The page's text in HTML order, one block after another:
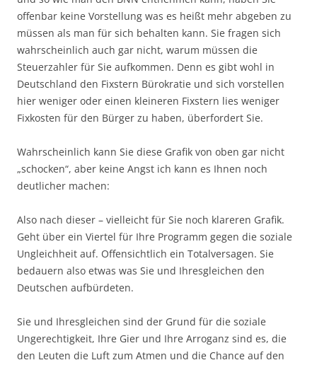
offenbar keine Vorstellung was es heißt mehr abgeben zu
müssen als man für sich behalten kann. Sie fragen sich
wahrscheinlich auch gar nicht, warum müssen die
Steuerzahler für Sie aufkommen. Denn es gibt wohl in
Deutschland den Fixstern Bürokratie und sich vorstellen
hier weniger oder einen kleineren Fixstern lies weniger
Fixkosten für den Bürger zu haben, überfordert Sie.
Wahrscheinlich kann Sie diese Grafik von oben gar nicht
„schocken“, aber keine Angst ich kann es Ihnen noch
deutlicher machen:
Also nach dieser – vielleicht für Sie noch klareren Grafik.
Geht über ein Viertel für Ihre Programm gegen die soziale
Ungleichheit auf. Offensichtlich ein Totalversagen. Sie
bedauern also etwas was Sie und Ihresgleichen den
Deutschen aufbürdeten.
Sie und Ihresgleichen sind der Grund für die soziale
Ungerechtigkeit, Ihre Gier und Ihre Arroganz sind es, die
den Leuten die Luft zum Atmen und die Chance auf den